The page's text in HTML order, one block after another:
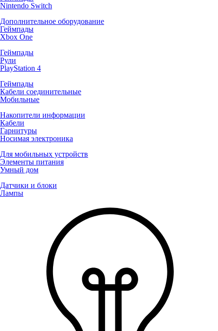
Nintendo Switch
Дополнительное оборудование
Геймпады
Xbox One
Геймпады
Рули
PlayStation 4
Геймпады
Кабели соединительные
Мобильные
Накопители информации
Кабели
Гарнитуры
Носимая электроника
Для мобильных устройств
Элементы питания
Умный дом
Датчики и блоки
Лампы